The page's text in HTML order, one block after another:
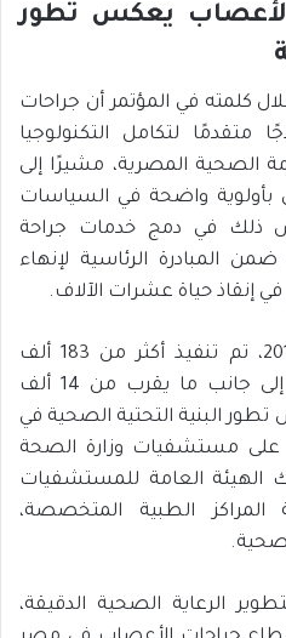
الأعصاب يعكس تطور
كلمته في المؤتمر أن جراحات
متقدمًا لتكامل التكنولوجيا
الصحية المصرية، مشيرًا إلى
واضحة في السياسات
ذلك في دمج خدمات جراحة
المبادرة الرئاسية لإنهاء
إنقاذ حياة عشرات الآلاف.
فمنذ إطلاق المبادرة عام 2018، تم تنفيذ أكثر من 183 ألف
عملية جراحة مخ وأعصاب، إلى جانب ما يقرب من 14 ألف
البنية التحتية الصحية في
على مستشفيات وزارة الصحة
الهيئة العامة للمستشفيات
المراكز الطبية المتخصصة،
الرعاية الصحية الدقيقة،